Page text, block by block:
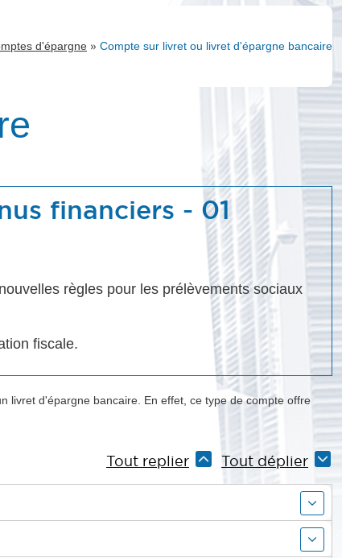
d'épargne » Compte sur livret ou livret d'épargne bancaire
financiers - 01
règles pour les prélèvements sociaux
fiscale.
livret d'épargne bancaire. En effet, ce type de compte offre
Tout replier Tout déplier